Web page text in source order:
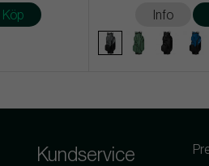
Köp Info
Kundservice